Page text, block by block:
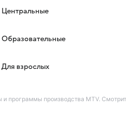
Центральные
Образовательные
Для взрослых
производства MTV.